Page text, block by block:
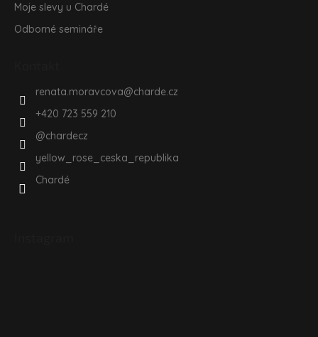
Moje slevy u Chardé
Odborné semináře
renata.moravcova@charde.cz
+420 723 559 210
@chardecz
yellow_rose_ceska_republika
Chardé